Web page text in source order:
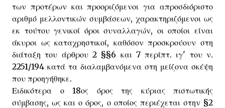
των προτέρων και προοριζόμενοι για απροσδιόριστο
αριθμό μελλοντικών συμβάσεων, χαρακτηριζόμενοι ως
εκ τούτου γενικοί όροι συναλλαγών, οι οποίοι είναι
άκυροι ως καταχρηστικοί, καθόσον προσκρούουν στη
διάταξη του άρθρου 2 §§6 και 7 περίπτ. ιγ' του ν.
2251/194 κατά τα διαλαμβανόμενα στη μείζονα σκέψη
που προηγήθηκε.
Ειδικότερα ο 18ος όρος της κύριας πιστωτικής
σύμβασης, ως και ο όρος, ο οποίος περιέχεται στην §2